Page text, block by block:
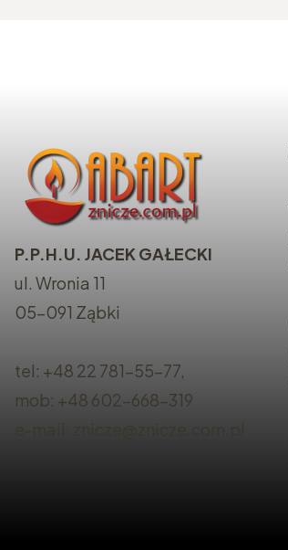
P.P.H.U. JACEK GAŁECKI
ul. Wronia 11
05-091 Ząbki
tel: +48 22 781-55-77,
mob: +48 602-668-319
e-mail: znicze@znicze.com.pl